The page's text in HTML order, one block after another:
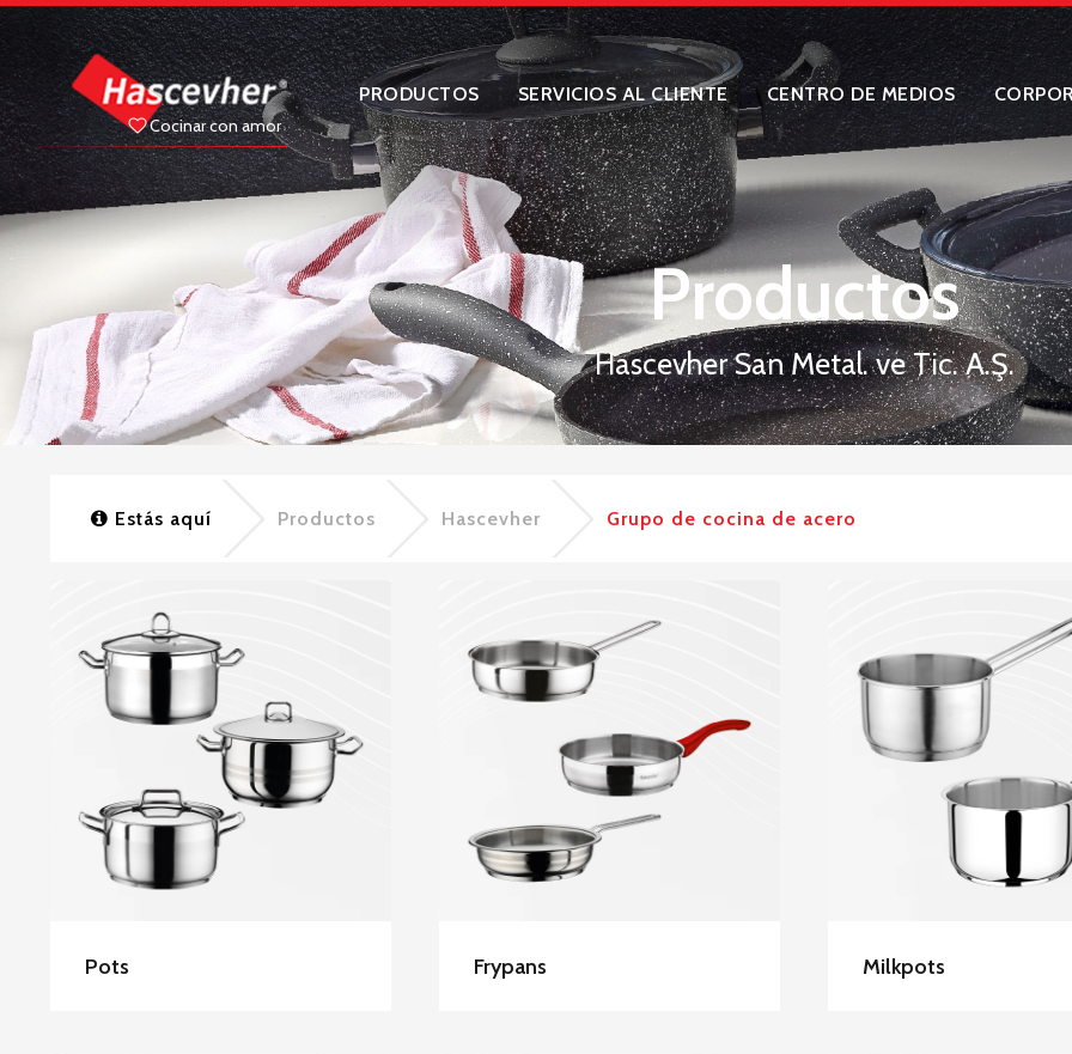
Cocinar con amor
PRODUCTOS SERVICIOS AL CLIENTE CENTRO DE MEDIOS
Productos
Hascevher San Metal. ve Tic. A.Ş.
Estás aquí Productos Hascevher Grupo de cocina de acero
Hascevher Stainless
Steel Pots
Pots
Hascevher Stainless
Steel Frypans
Frypans
Hascevher
Steel Milkpots
Milkpots